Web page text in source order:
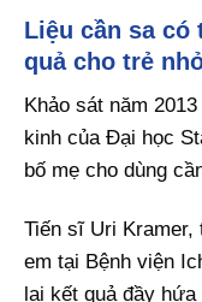
Liệu cần sa có
quả cho trẻ
Khảo sát năm
kinh của Đại học
bố mẹ cho dùng
Tiến sĩ Uri
em tại Bệnh viện
lại kết quả đầy